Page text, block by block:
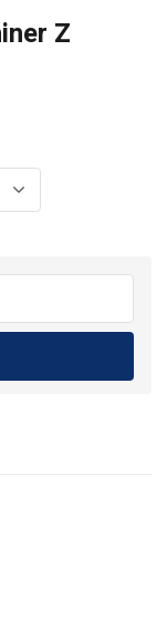
Z